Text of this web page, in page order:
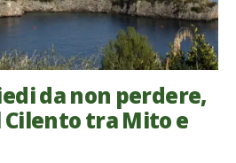
da non perdere,
tra Mito e